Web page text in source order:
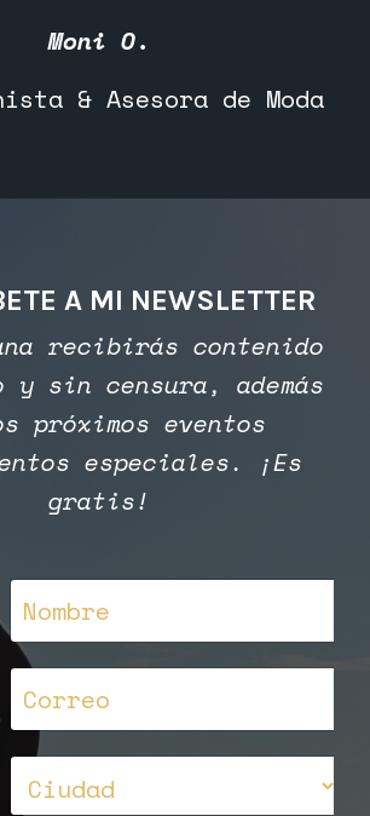
Moni O.
& Asesora de Moda
A MI NEWSLETTER
recibirás contenido
y sin censura, además
próximos eventos
especiales. ¡Es
gratis!